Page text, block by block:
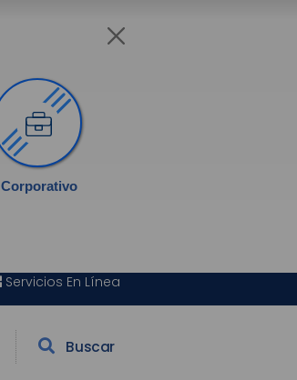
Corporativo
Servicios En Línea
Buscar